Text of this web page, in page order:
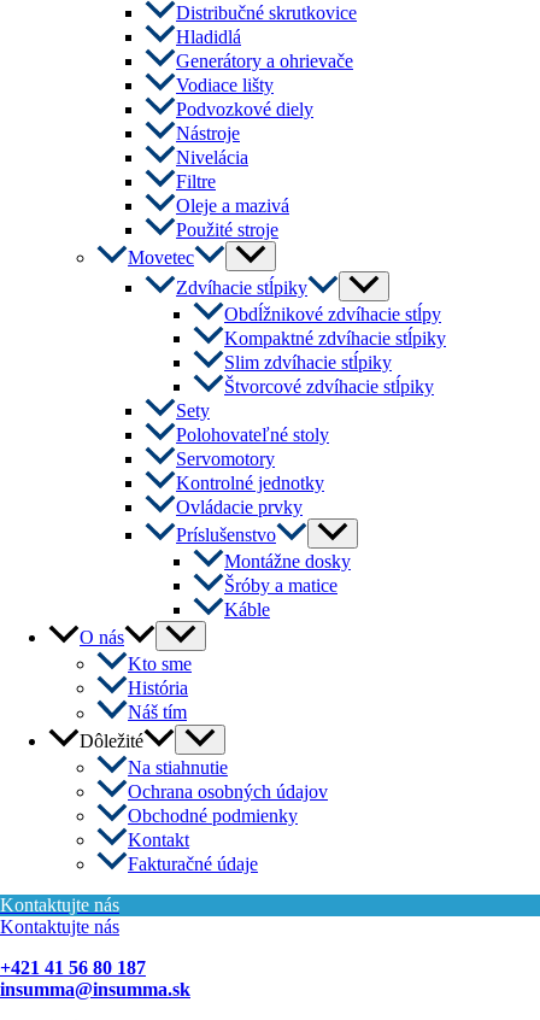
Distribučné skrutkovice
Hladidlá
Generátory a ohrievače
Vodiace lišty
Podvozkové diely
Nástroje
Nivelácia
Filtre
Oleje a mazivá
Použité stroje
Movetec
Menu
Toggle
Zdvíhacie stĺpiky
Menu
Toggle
Obdĺžnikové zdvíhacie stĺpy
Kompaktné zdvíhacie stĺpiky
Slim zdvíhacie stĺpiky
Štvorcové zdvíhacie stĺpiky
Sety
Polohovateľné stoly
Servomotory
Kontrolné jednotky
Ovládacie prvky
Príslušenstvo
Menu
Toggle
Montážne dosky
Šróby a matice
Káble
O nás
Menu
Toggle
Kto sme
História
Náš tím
Dôležité
Menu
Toggle
Na stiahnutie
Ochrana osobných údajov
Obchodné podmienky
Kontakt
Fakturačné údaje
Kontaktujte nás
Kontaktujte nás
+421 41 56 80 187
insumma@insumma.sk